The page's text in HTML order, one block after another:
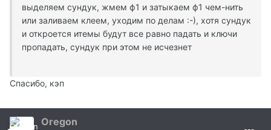
выделяем сундук, жмем ф1 и затыкаем ф1 чем-нить
или заливаем клеем, уходим по делам :-), хотя сундук
и откроется итемы будут все равно падать и ключи
пропадать, сундук при этом не исчезнет
Спасибо, кэп
Oregon